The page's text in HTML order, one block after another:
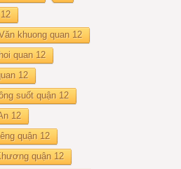
khuong quan 12
quan 12
12
suốt quận 12
12
quận 12
quận 12